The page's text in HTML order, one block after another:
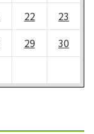
22
23
29
30